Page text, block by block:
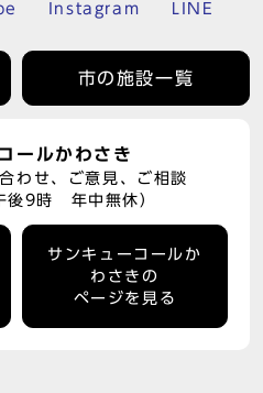
Instagram LINE
市の施設一覧
ールかわさき
わせ、ご意見、ご相談
後9時 年中無休）
サンキューコールか
わさきの
ページを見る